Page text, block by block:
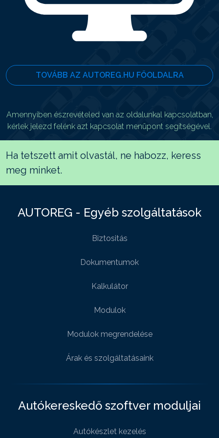
TOVÁBB AZ AUTOREG.HU FŐOLDALRA
Amennyiben észrevételed van az oldalunkal kapcsolatban,
kérlek jelezd felénk azt kapcsolat menüpont segítségével.
Ha tetszett amit olvastál, ne habozz, keress
meg minket.
AUTOREG - Egyéb szolgáltatások
Biztositás
Dokumentumok
Kalkulátor
Modulok
Modulok megrendelése
Árak és szolgáltatásaink
Autókereskedő szoftver moduljai
Autókészlet kezelés